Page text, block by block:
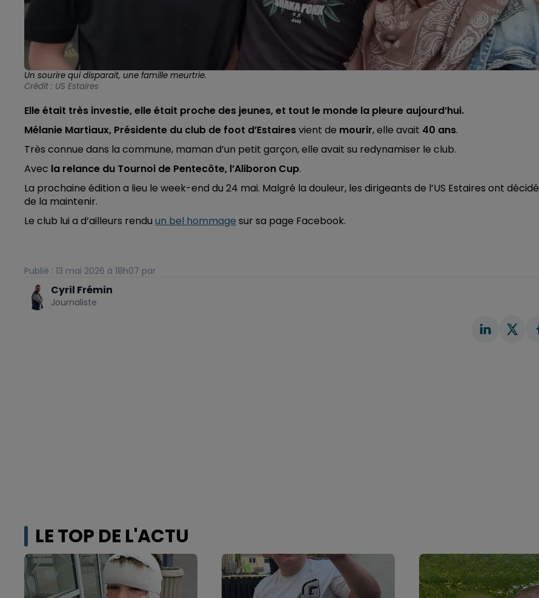
Un sourire qui disparait, une famille meurtrie.
Crédit : US Estaires
Elle était très investie, elle était proche des jeunes, et tout le monde la pleure aujourd’hui.
Mélanie Martiaux, Présidente du club de foot d’Estairesvient de mourir, elle avait 40 ans.
Très connue dans la commune, maman d’un petit garçon, elle avait su redynamiser le club.
Avec la relance du Tournoi de Pentecôte, l’Aliboron Cup.
La prochaine édition a lieu le week-end du 24 mai. Malgré la douleur, les dirigeants de l’US Estaires ont décidé
de la maintenir.
Le club lui a d’ailleurs rendu un bel hommage sur sa page Facebook.
Publié : 13 mai 2026 à 18h07 par
Cyril Frémin
Journaliste
LE TOP DE L'ACTU